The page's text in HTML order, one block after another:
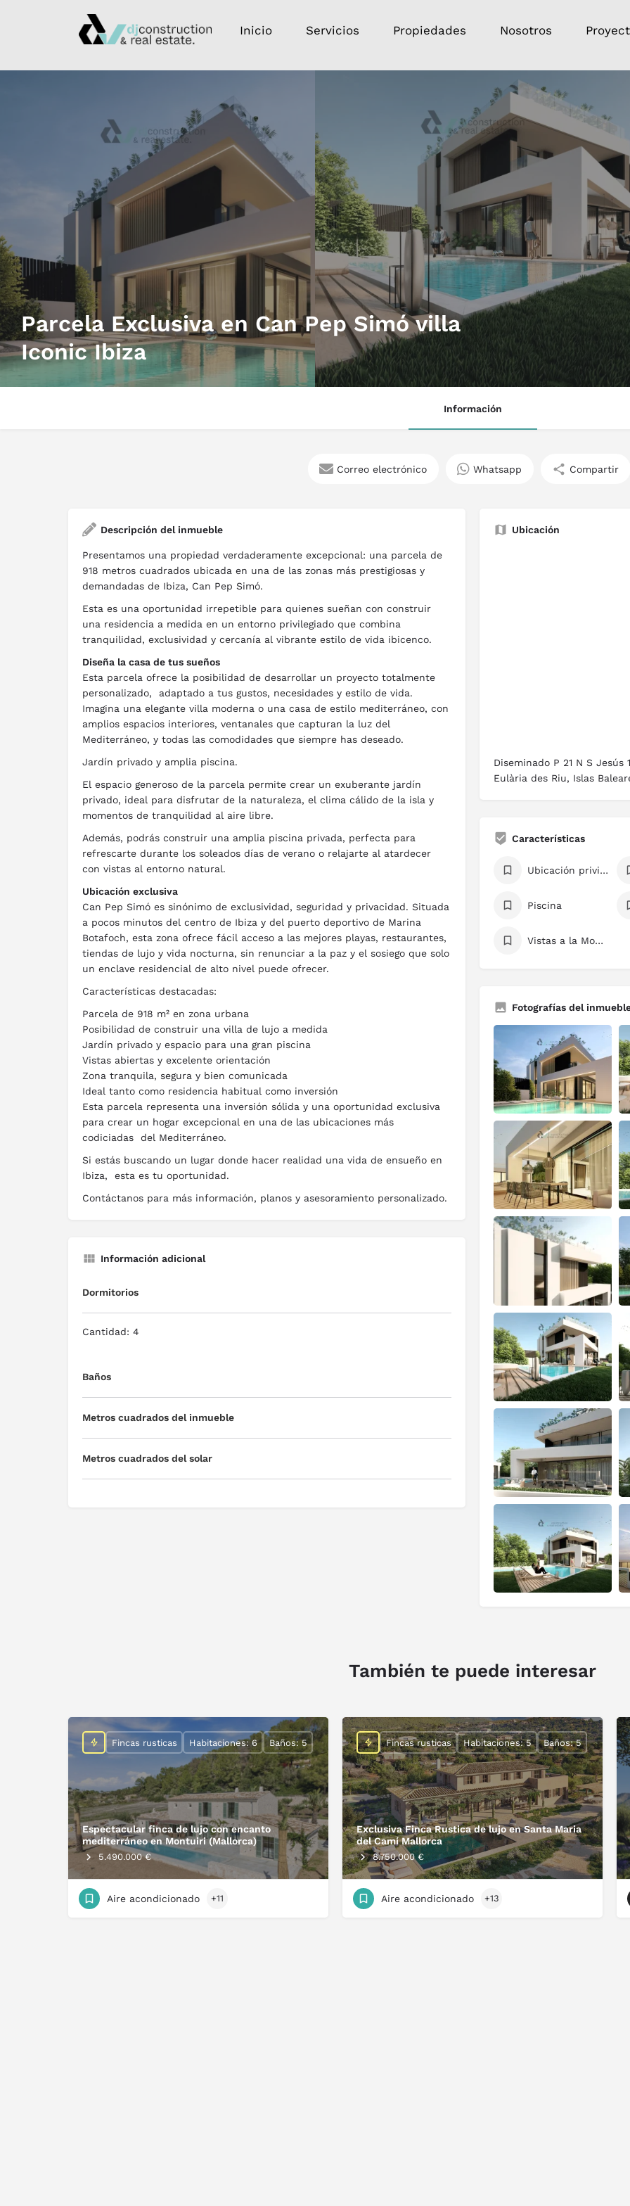
Inicio Servicios Propiedades Nosotros
Parcela Exclusiva en Can Pep Simó villa
Iconic Ibiza
Información
Correo electrónico Whatsapp Compartir
Descripción del inmueble
Presentamos una propiedad verdaderamente excepcional: una parcela de
918 metros cuadrados ubicada en una de las zonas más prestigiosas y
demandadas de Ibiza, Can Pep Simó.
Esta es una oportunidad irrepetible para quienes sueñan con construir
una residencia a medida en un entorno privilegiado que combina
tranquilidad, exclusividad y cercanía al vibrante estilo de vida ibicenco.
Diseña la casa de tus sueños
Esta parcela ofrece la posibilidad de desarrollar un proyecto totalmente
personalizado, adaptado a tus gustos, necesidades y estilo de vida.
Imagina una elegante villa moderna o una casa de estilo mediterráneo, con
amplios espacios interiores, ventanales que capturan la luz del
Mediterráneo, y todas las comodidades que siempre has deseado.
Jardín privado y amplia piscina.
El espacio generoso de la parcela permite crear un exuberante jardín
privado, ideal para disfrutar de la naturaleza, el clima cálido de la isla y
momentos de tranquilidad al aire libre.
Además, podrás construir una amplia piscina privada, perfecta para
refrescarte durante los soleados días de verano o relajarte al atardecer
con vistas al entorno natural.
Ubicación exclusiva
Can Pep Simó es sinónimo de exclusividad, seguridad y privacidad. Situada
a pocos minutos del centro de Ibiza y del puerto deportivo de Marina
Botafoch, esta zona ofrece fácil acceso a las mejores playas, restaurantes,
tiendas de lujo y vida nocturna, sin renunciar a la paz y el sosiego que solo
un enclave residencial de alto nivel puede ofrecer.
Características destacadas:
Parcela de 918 m² en zona urbana
Posibilidad de construir una villa de lujo a medida
Jardín privado y espacio para una gran piscina
Vistas abiertas y excelente orientación
Zona tranquila, segura y bien comunicada
Ideal tanto como residencia habitual como inversión
Esta parcela representa una inversión sólida y una oportunidad exclusiva
para crear un hogar excepcional en una de las ubicaciones más
codiciadas del Mediterráneo.
Si estás buscando un lugar donde hacer realidad una vida de ensueño en
Ibiza, esta es tu oportunidad.
Contáctanos para más información, planos y asesoramiento personalizado.
Información adicional
Dormitorios
Cantidad: 4
Baños
Metros cuadrados del inmueble
Metros cuadrados del solar
Ubicación
Diseminado P 21 N S Jesús
Eulària des Riu, Islas
Características
Ubicación privilegiada
Piscina
Vistas a la Montaña
Fotografías del
También te puede interesar
Espectacular finca de lujo con encanto
mediterráneo en Montuiri (Mallorca)
5.490.000 €
Fincas rusticas Habitaciones: 6 Baños: 5
Aire acondicionado +11
Exclusiva Finca Rustica de lujo en Santa Maria
del Camí Mallorca
8.750.000 €
Fincas rusticas Habitaciones: 5 Baños: 5
Aire acondicionado +13